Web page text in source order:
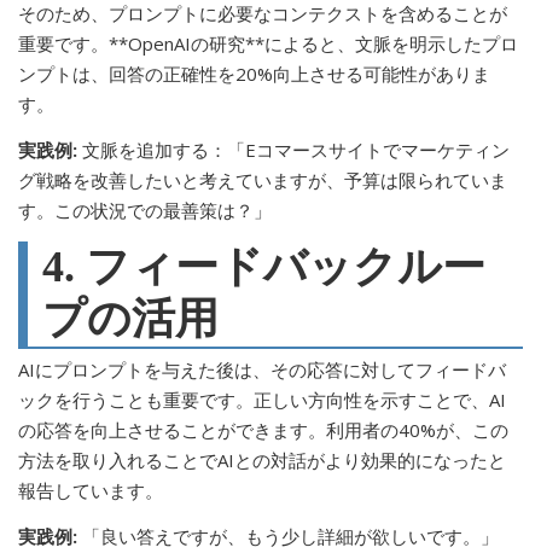
そのため、プロンプトに必要なコンテクストを含めることが
重要です。**OpenAIの研究**によると、文脈を明示したプロ
ンプトは、回答の正確性を20%向上させる可能性がありま
す。
実践例: 文脈を追加する：「Eコマースサイトでマーケティン
グ戦略を改善したいと考えていますが、予算は限られていま
す。この状況での最善策は？」
4. フィードバックルー
プの活用
AIにプロンプトを与えた後は、その応答に対してフィードバ
ックを行うことも重要です。正しい方向性を示すことで、AI
の応答を向上させることができます。利用者の40%が、この
方法を取り入れることでAIとの対話がより効果的になったと
報告しています。
実践例: 「良い答えですが、もう少し詳細が欲しいです。」